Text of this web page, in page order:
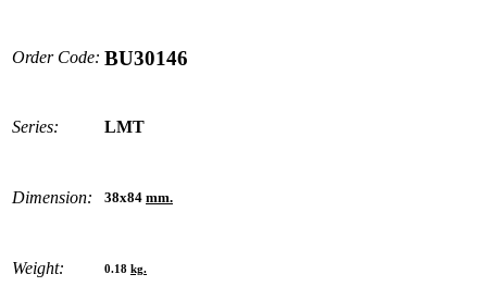
Order Code: BU30146
Series: LMT
Dimension: 38x84 mm.
Weight: 0.18 kg.